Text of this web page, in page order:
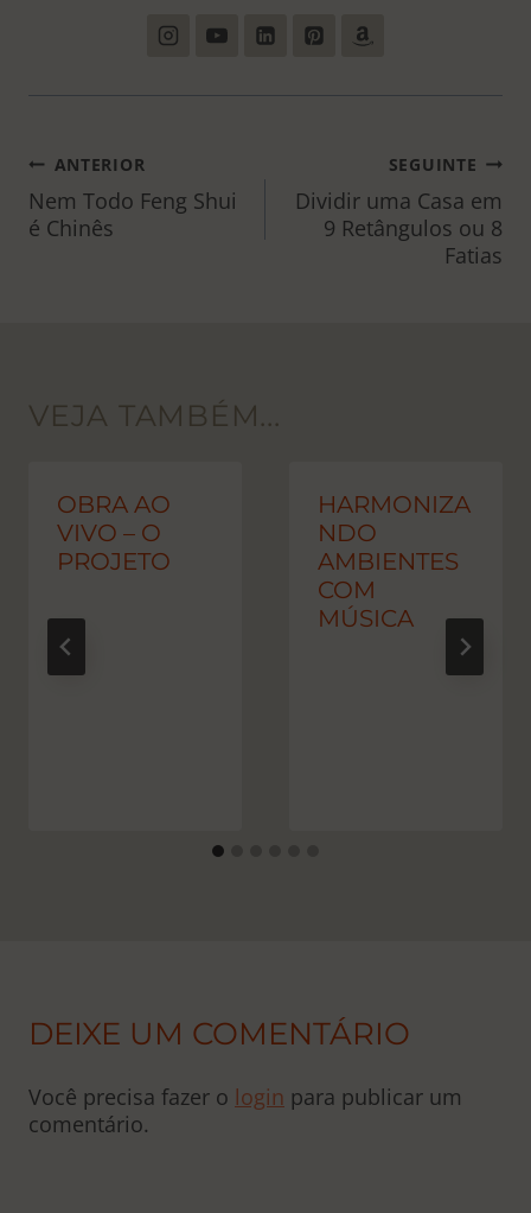
NAVEGAÇÃO
DE
POST
ANTERIOR
Nem Todo Feng Shui
é Chinês
SEGUINTE
Dividir uma Casa em
9 Retângulos ou 8
Fatias
VEJA TAMBÉM...
OBRA AO
VIVO – O
PROJETO
HARMONIZA
NDO
AMBIENTES
COM
MÚSICA
DEIXE UM COMENTÁRIO
Você precisa fazer o login para publicar um
comentário.